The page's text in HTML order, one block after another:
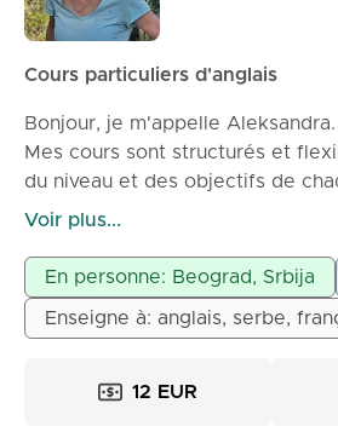
Cours particuliers d'anglais
Bonjour, je m'appelle Aleksandra.
Mes cours sont structurés et
du niveau et des objectifs de
vous ayez besoin d'anglais pour
d'apprentissage détendu et
pourrez améliorer
compétences d'expression
J'ai hâte de vous aider à
Voir plus...
En personne: Beograd, Srbija
Enseigne à: anglais, serbe,
12 EUR